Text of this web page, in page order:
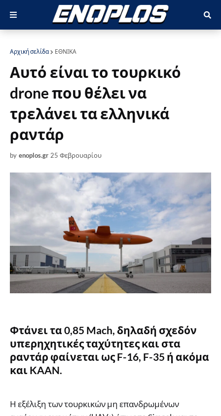
Αρχική σελίδα ΕΘΝΙΚΑ
Αυτό είναι το τουρκικό
drone που θέλει να
τρελάνει τα ελληνικά
ραντάρ
by enoplos.gr 25 Φεβρουαρίου
Φτάνει τα 0,85 Mach, δηλαδή σχεδόν
υπερηχητικές ταχύτητες και στα
ραντάρ φαίνεται ως F-16, F-35 ή ακόμα
και KAAN.
Η εξέλιξη των τουρκικών μη επανδρωμένων